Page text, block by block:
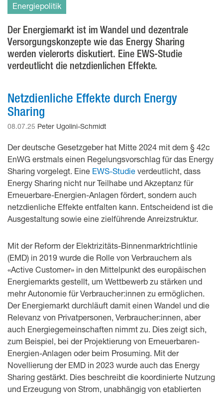
Energiepolitik
Der Energiemarkt ist im Wandel und dezentrale
Versorgungskonzepte wie das Energy Sharing
werden vielerorts diskutiert. Eine EWS-Studie
verdeutlicht die netzdienlichen Effekte.
Netzdienliche Effekte durch Energy
Sharing
08.07.25 Peter Ugolini-Schmidt
Der deutsche Gesetzgeber hat Mitte 2024 mit dem § 42c
EnWG erstmals einen Regelungsvorschlag für das Energy
Sharing vorgelegt. Eine EWS-Studie verdeutlicht, dass
Energy Sharing nicht nur Teilhabe und Akzeptanz für
Erneuerbare-Energien-Anlagen fördert, sondern auch
netzdienliche Effekte entfalten kann. Entscheidend ist die
Ausgestaltung sowie eine zielführende Anreizstruktur.
Mit der Reform der Elektrizitäts-Binnenmarktrichtlinie
(EMD) in 2019 wurde die Rolle von Verbrauchern als
«Active Customer» in den Mittelpunkt des europäischen
Energiemarkts gestellt, um Wettbewerb zu stärken und
mehr Autonomie für Verbraucher:innen zu ermöglichen.
Der Energiemarkt durchläuft damit einen Wandel und die
Relevanz von Privatpersonen, Verbraucher:innen, aber
auch Energiegemeinschaften nimmt zu. Dies zeigt sich,
zum Beispiel, bei der Projektierung von Erneuerbaren-
Energien-Anlagen oder beim Prosuming. Mit der
Novellierung der EMD in 2023 wurde auch das Energy
Sharing gestärkt. Dies beschreibt die koordinierte Nutzung
und Erzeugung von Strom, unabhängig von etablierten